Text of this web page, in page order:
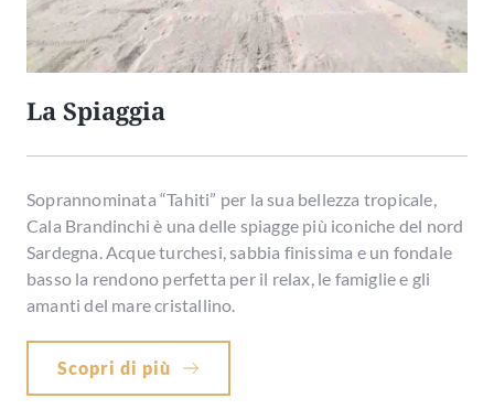
La Spiaggia
Soprannominata “Tahiti” per la sua bellezza tropicale,
Cala Brandinchi è una delle spiagge più iconiche del nord
Sardegna. Acque turchesi, sabbia finissima e un fondale
basso la rendono perfetta per il relax, le famiglie e gli
amanti del mare cristallino.
Scopri di più